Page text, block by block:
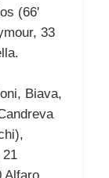
(66'
33
Biava,